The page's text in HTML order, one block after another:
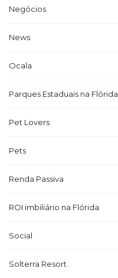
Negócios
News
Ocala
Parques Estaduais na Flórida
Pet Lovers
Pets
Renda Passiva
ROI imbiliário na Flórida
Social
Solterra Resort